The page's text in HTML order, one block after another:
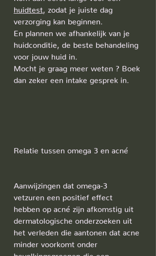
huidtest , zodat je juiste dag
verzorging kan beginnen.
En plannen we afhankelijk van je
huidconditie, de beste behandeling
voor jouw huid in.
Mocht je graag meer weten ? Boek
dan zeker een intake gesprek in.
Relatie tussen omega 3 en acné
Aanwijzingen dat omega-3
vetzuren een positief effect
hebben op acné zijn afkomstig uit
dermatologische onderzoeken uit
het verleden die aantonen dat acne
minder voorkomt onder
bevolkingsgroepen die een